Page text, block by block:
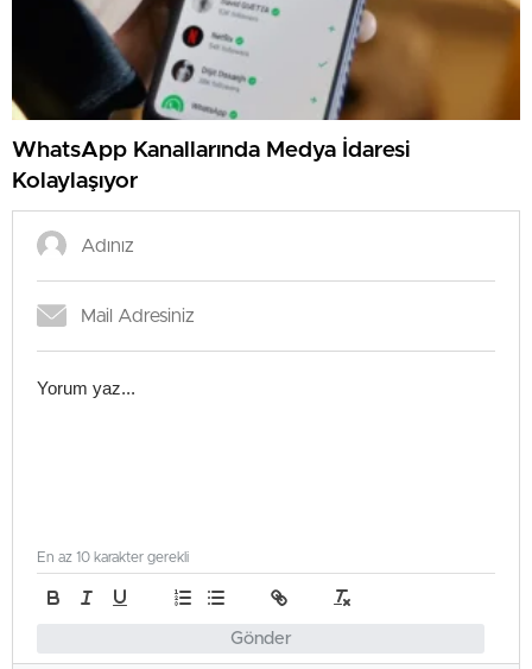
WhatsApp Kanallarında Medya İdaresi
Kolaylaşıyor
Gönder
En az 10 karakter gerekli